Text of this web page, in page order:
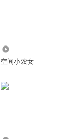
空间小农女